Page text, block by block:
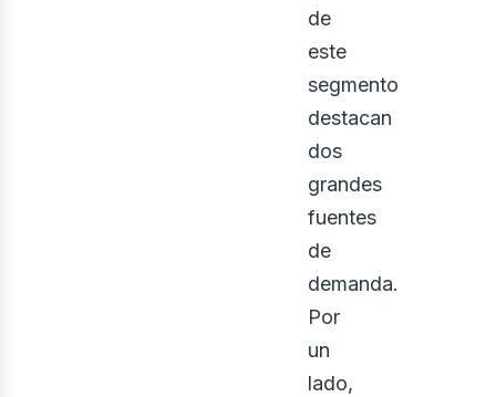
de
este
segmento
destacan
dos
grandes
fuentes
de
demanda.
Por
un
lado,